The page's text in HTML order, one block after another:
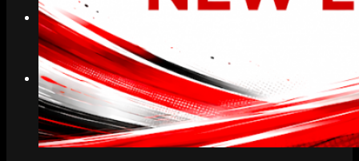
MenuMenu
Link to Instagram